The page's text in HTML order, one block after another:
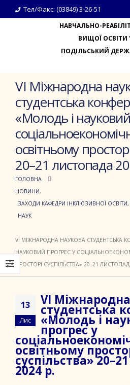
Тел/Факс: (03849) 3-26-51
НАВЧАЛЬНО-
ВИЩОЇ ОСВІТИ
ПОДІЛЬСЬКИЙ
VІ Міжнародна
студентська
«Молодь і
освітньому
20–21 листопада
ГОЛОВНА
НОВИНИ,
ЗАХОДИ КАФЕДРИ ІНКЛЮЗИВНОЇ ОСВІТИ,
НАУК
VІ МІЖНАРОДНА НАУКОВА СТУДЕНТСЬКА
НАУКОВИЙ ПРОГРЕС У
ПРОСТОРІ СУСПІЛЬСТВА» 20–21
13
Лис
VІ
студентська
«Молодь і
прогрес у
освітньому
суспільства»
2024 р.